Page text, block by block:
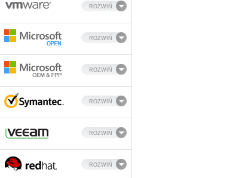
ROZWIŃ
ROZWIŃ
ROZWIŃ
ROZWIŃ
ROZWIŃ
ROZWIŃ